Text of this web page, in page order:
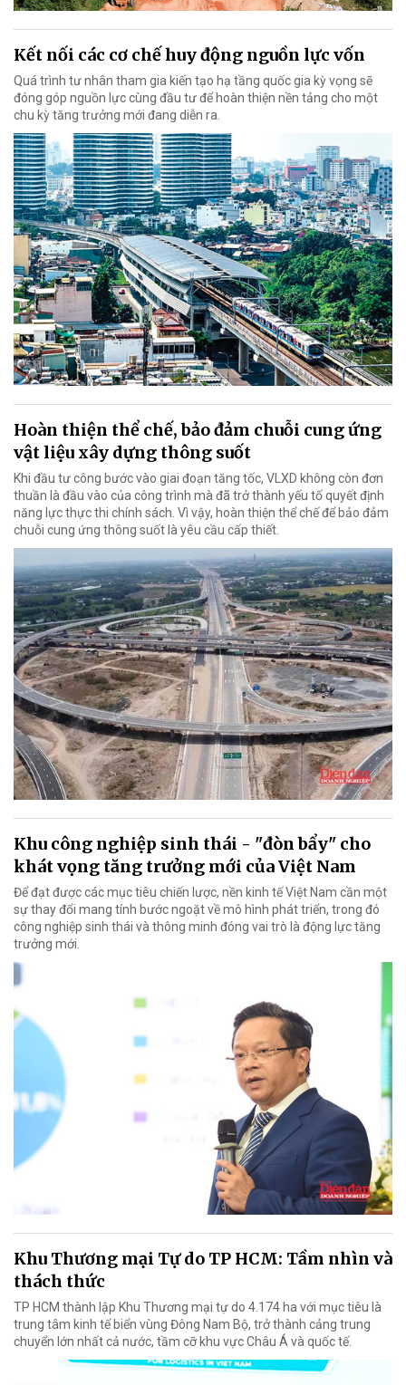
Kết nối các cơ chế huy động nguồn lực vốn
Quá trình tư nhân tham gia kiến tạo hạ tầng quốc gia kỳ vọng sẽ
đóng góp nguồn lực cùng đầu tư để hoàn thiện nền tảng cho một
chu kỳ tăng trưởng mới đang diễn ra.
Hoàn thiện thể chế, bảo đảm chuỗi cung ứng
vật liệu xây dựng thông suốt
Khi đầu tư công bước vào giai đoạn tăng tốc, VLXD không còn đơn
thuần là đầu vào của công trình mà đã trở thành yếu tố quyết định
năng lực thực thi chính sách. Vì vậy, hoàn thiện thể chế để bảo đảm
chuỗi cung ứng thông suốt là yêu cầu cấp thiết.
Khu công nghiệp sinh thái - "đòn bẩy" cho
khát vọng tăng trưởng mới của Việt Nam
Để đạt được các mục tiêu chiến lược, nền kinh tế Việt Nam cần một
sự thay đổi mang tính bước ngoặt về mô hình phát triển, trong đó
công nghiệp sinh thái và thông minh đóng vai trò là động lực tăng
trưởng mới.
Khu Thương mại Tự do TP HCM: Tầm nhìn và
thách thức
TP HCM thành lập Khu Thương mại tự do 4.174 ha với mục tiêu là
trung tâm kinh tế biển vùng Đông Nam Bộ, trở thành cảng trung
chuyển lớn nhất cả nước, tầm cỡ khu vực Châu Á và quốc tế.